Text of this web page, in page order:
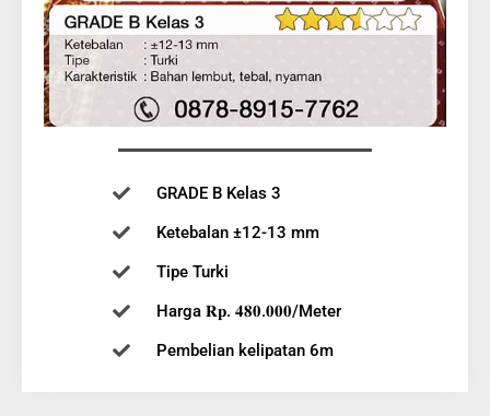
Ketebalan ±12-13 mm
Tipe Turki
Harga 𝐑𝐩. 𝟒𝟖𝟎.𝟎𝟎𝟎/Meter
Pembelian kelipatan 6m